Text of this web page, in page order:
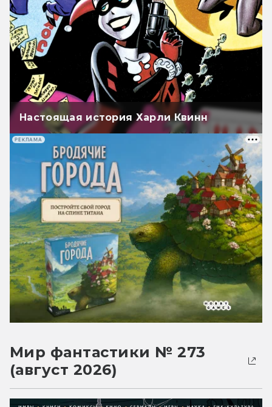
Настоящая история Харли Квинн
РЕКЛАМА
Мир фантастики № 273
(август 2026)